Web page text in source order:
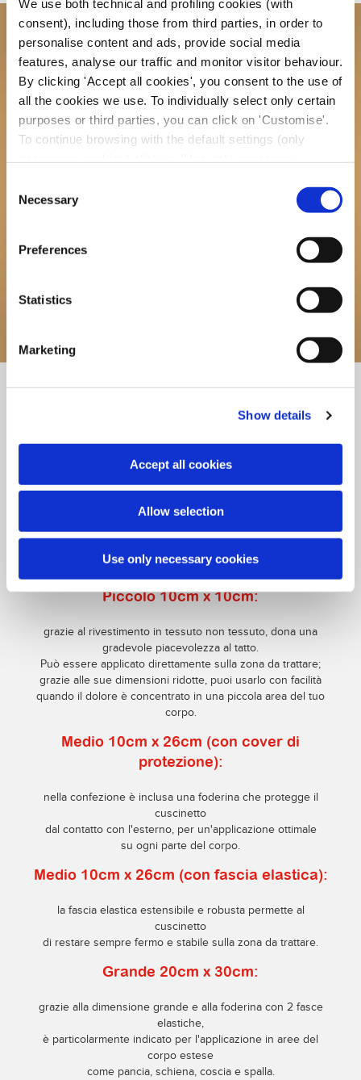
We use both technical and profiling cookies (with
consent), including those from third parties, in order to
personalise content and ads, provide social media
features, analyse our traffic and monitor visitor behaviour.
By clicking 'Accept all cookies', you consent to the use of
all the cookies we use. To individually select only certain
purposes or third parties, you can click on 'Customise'.
To continue browsing with the default settings (only
Policy. The cookie settings can be updated at any time
Selection
Necessary
Preferences
Statistics
Marketing
Show details
Accept all cookies
Allow selection
Use only necessary cookies
IN CHE FORMATI PUOI
TROVARLO?
Trovi il cuscinetto Thermogel in 4 pratici formati:
Piccolo 10cm x 10cm:
grazie al rivestimento in tessuto non tessuto, dona una
gradevole piacevolezza al tatto.
Può essere applicato direttamente sulla zona da trattare;
grazie alle sue dimensioni ridotte, puoi usarlo con facilità
quando il dolore è concentrato in una piccola area del tuo
corpo.
Medio 10cm x 26cm (con cover di
protezione):
nella confezione è inclusa una foderina che protegge il
cuscinetto
dal contatto con l'esterno, per un'applicazione ottimale
su ogni parte del corpo.
Medio 10cm x 26cm (con fascia elastica):
la fascia elastica estensibile e robusta permette al
cuscinetto
di restare sempre fermo e stabile sulla zona da trattare.
Grande 20cm x 30cm:
grazie alla dimensione grande e alla foderina con 2 fasce
elastiche,
è particolarmente indicato per l'applicazione in aree del
corpo estese
come pancia, schiena, coscia e spalla.